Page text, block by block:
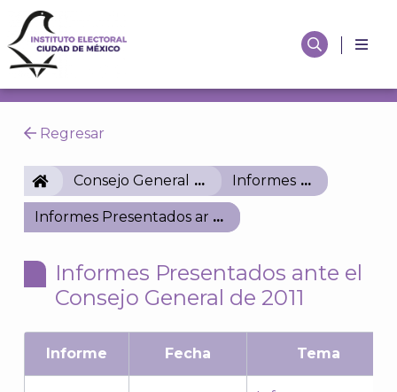
Regresar
IECMConsejo General Informes
Informes Presentados ante el Consejo General de
Informes Presentados ante el
Consejo General de 2011
Informe Fecha Tema